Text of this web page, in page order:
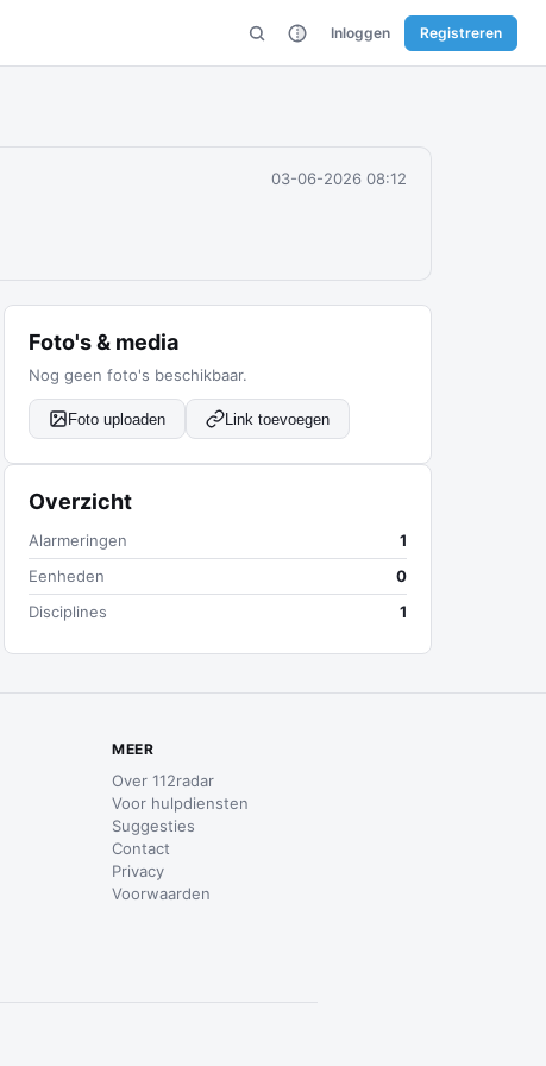
Inloggen Registreren
03-06-2026 08:12
Foto's & media
Nog geen foto's beschikbaar.
Foto uploaden Link toevoegen
Overzicht
Alarmeringen
1
Eenheden
0
Disciplines
1
MEER
Over 112radar
Voor hulpdiensten
Suggesties
Contact
Privacy
Voorwaarden